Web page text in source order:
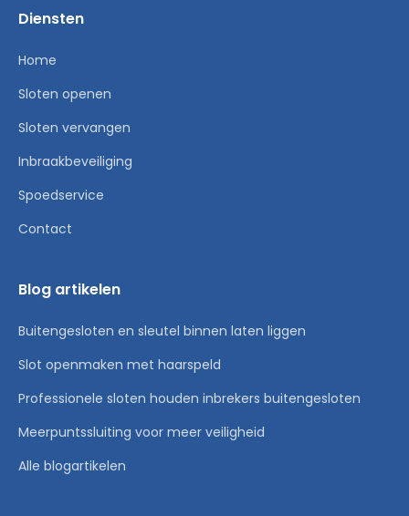
Diensten
Home
Sloten openen
Sloten vervangen
Inbraakbeveiliging
Spoedservice
Contact
Blog artikelen
Buitengesloten en sleutel binnen laten liggen
Slot openmaken met haarspeld
Professionele sloten houden inbrekers buitengesloten
Meerpuntssluiting voor meer veiligheid
Alle blogartikelen